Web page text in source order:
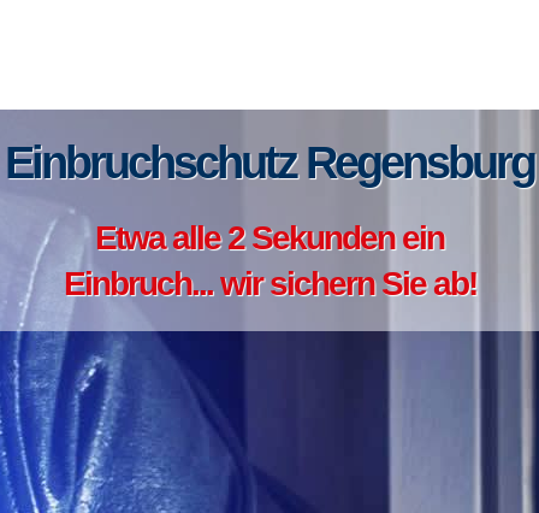
Einbruchschutz Regensburg
Etwa alle 2 Sekunden ein
Einbruch... wir sichern Sie ab!